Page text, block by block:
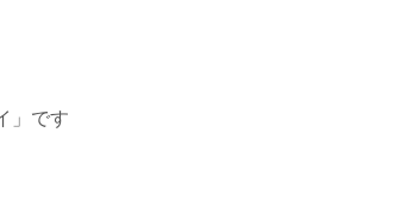
」です